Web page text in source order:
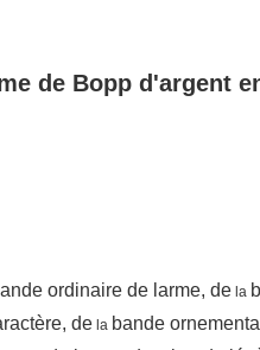
de Bopp d'argent
ordinaire de larme, de la
de la bande